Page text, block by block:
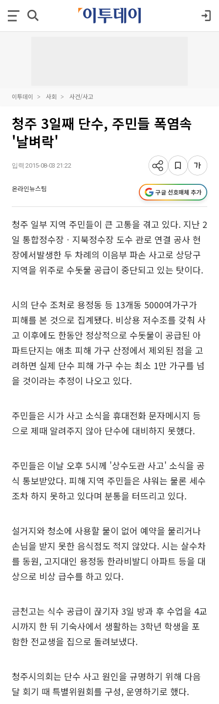
이투데이 사회 사건/사고
청주 3일째 단수, 주민들 폭염속
'날벼락'
입력 2015-08-03 21:22
온라인뉴스팀 구글 선호매체 추가
청주 일부 지역 주민들이 큰 고통을 겪고 있다. 지난 2
일 통합정수장ㆍ지북정수장 도수 관로 연결 공사 현
장에서발생한 두 차례의 이음부 파손 사고로 상당구
지역을 위주로 수돗물 공급이 중단되고 있는 탓이다.
시의 단수 조처로 용정동 등 13개동 5000여가구가
피해를 본 것으로 집계됐다. 비상용 저수조를 갖춰 사
고 이후에도 한동안 정상적으로 수돗물이 공급된 아
파트단지는 애초 피해 가구 산정에서 제외된 점을 고
려하면 실제 단수 피해 가구 수는 최소 1만 가구를 넘
을 것이라는 추정이 나오고 있다.
주민들은 시가 사고 소식을 휴대전화 문자메시지 등
으로 제때 알려주지 않아 단수에 대비하지 못했다.
주민들은 이날 오후 5시께 '상수도관 사고' 소식을 공
식 통보받았다. 피해 지역 주민들은 샤워는 물론 세수
조차 하지 못하고 있다며 분통을 터뜨리고 있다.
설거지와 청소에 사용할 물이 없어 예약을 물리거나
손님을 받지 못한 음식점도 적지 않았다. 시는 살수차
를 동원, 고지대인 용정동 한라비발디 아파트 등을 대
상으로 비상 급수를 하고 있다.
금천고는 식수 공급이 끊기자 3일 방과 후 수업을 4교
시까지 한 뒤 기숙사에서 생활하는 3학년 학생을 포
함한 전교생을 집으로 돌려보냈다.
청주시의회는 단수 사고 원인을 규명하기 위해 다음
달 회기 때 특별위원회를 구성, 운영하기로 했다.